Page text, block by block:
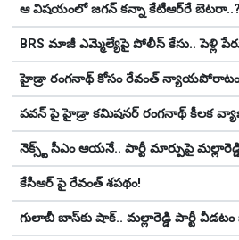
ఆ విష‌యంలో జ‌గ‌న్ క‌న్నా కేటీఆర్‌రే బెట‌రా..?
BRS మాజీ ఎమ్మెల్యేపై పోలీస్ కేసు.. పెళ్లి
హైడ్రా రంగనాథ్ కోసం రేవంత్ న్యాయపోరాటం
పవన్ పై హైడ్రా కమిషనర్ రంగనాథ్ కీలక
నెక్స్ట్ సీఎం ఆయనే.. పార్టీ మార్పుపై
కేసీఆర్ పై రేవంత్ శపథం!
గులాబీ బాస్‌కు షాక్.. మల్లారెడ్డి పార్టీ